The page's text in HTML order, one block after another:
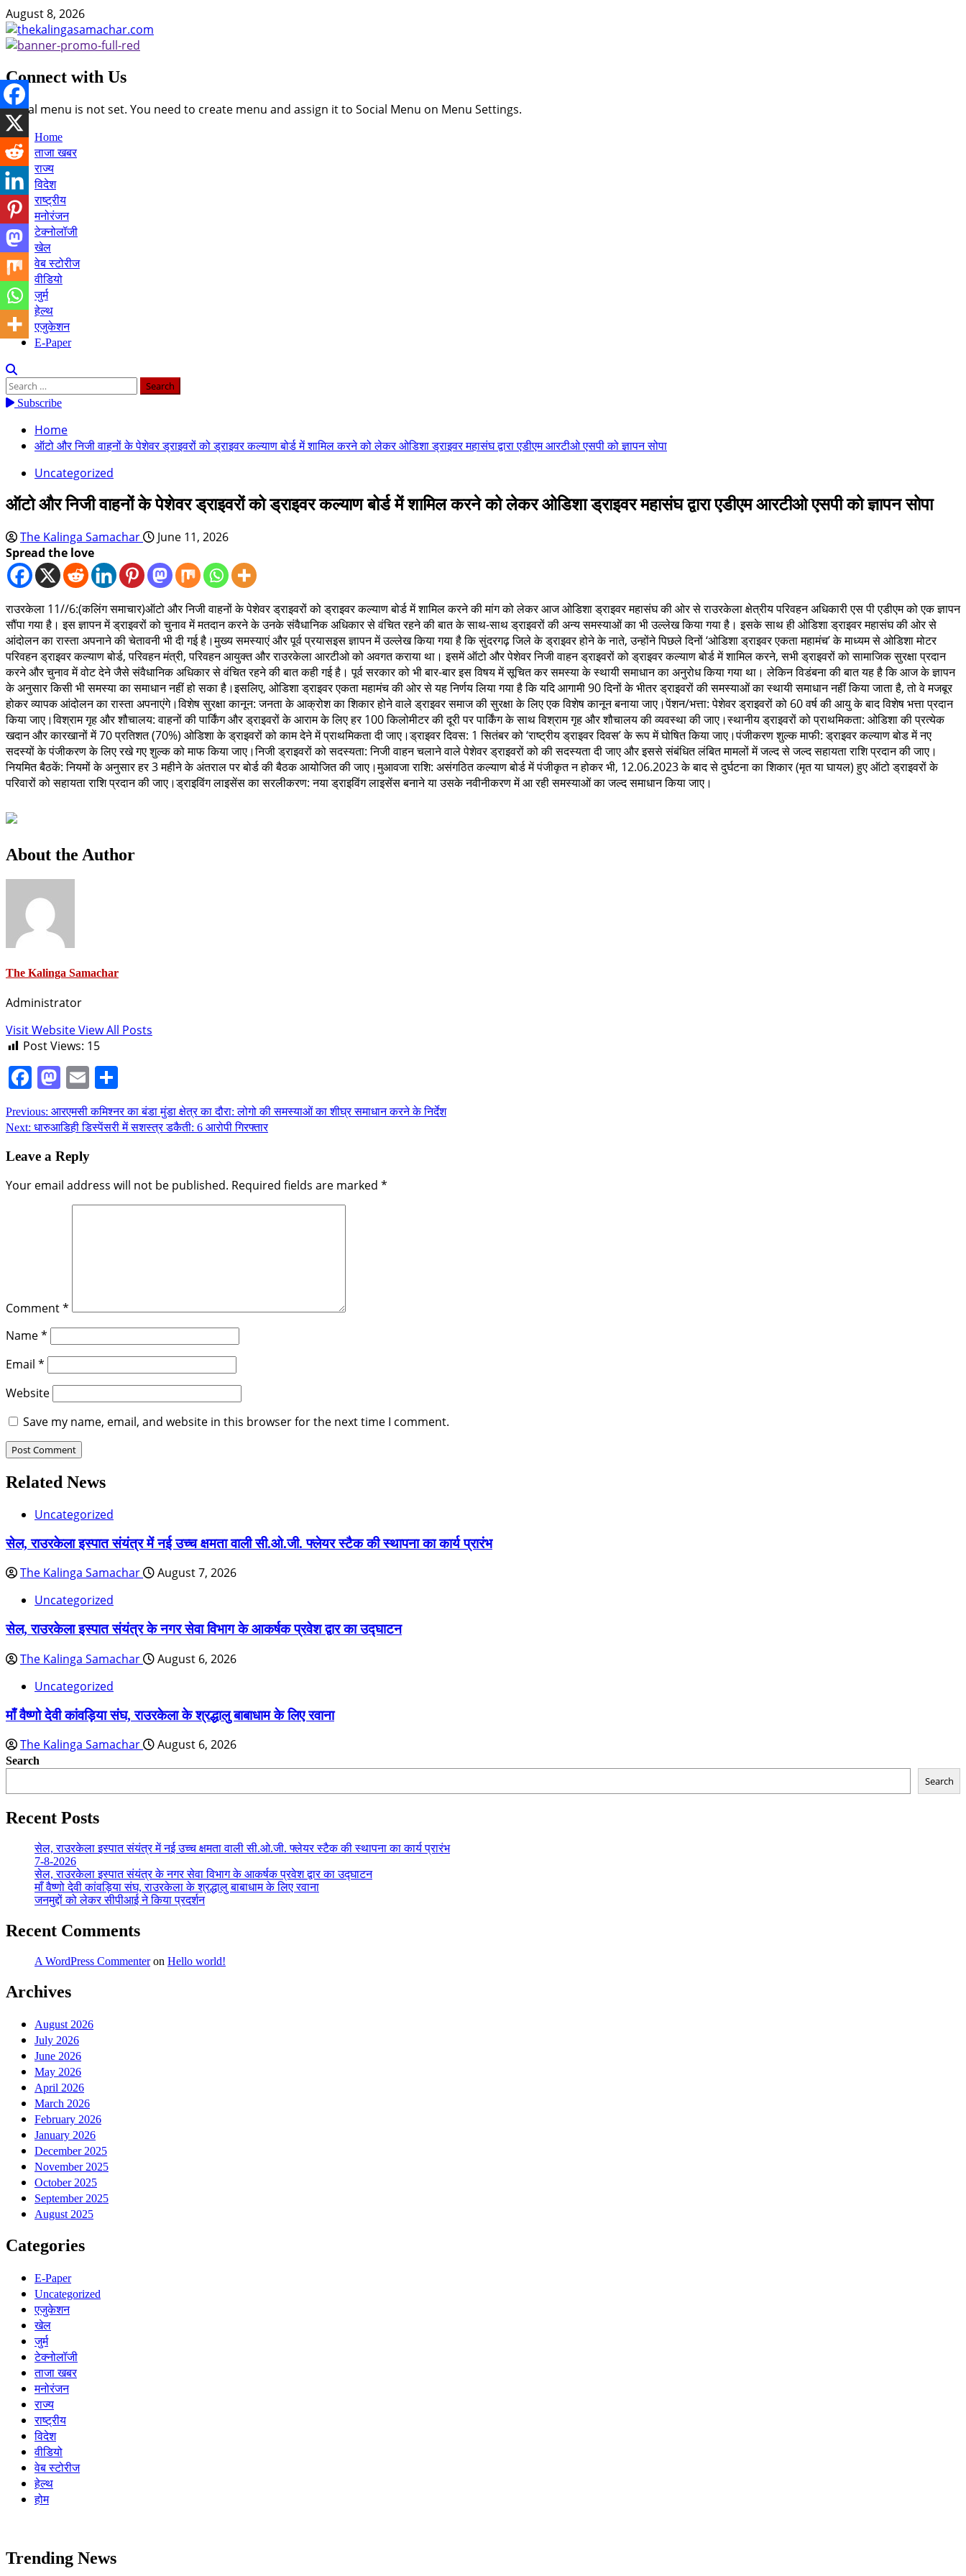
Skip
to
content
August 8, 2026
Connect with Us
Social menu is not set. You need to create menu and assign it to Social Menu on Menu Settings.
Primary
Menu
Home
ताजा खबर
राज्य
विदेश
राष्ट्रीय
मनोरंजन
टेक्नोलॉजी
खेल
वेब स्टोरीज
वीडियो
जुर्म
हेल्थ
एजुकेशन
E-Paper
Search
for:Subscribe
Home
ऑटो और निजी वाहनों के पेशेवर ड्राइवरों को ड्राइवर कल्याण बोर्ड में शामिल करने को लेकर ओडिशा ड्राइवर महासंघ द्वारा एडीएम आरटीओ एसपी को ज्ञापन सोपा
Uncategorized
ऑटो और निजी वाहनों के पेशेवर ड्राइवरों को ड्राइवर कल्याण बोर्ड में शामिल करने को लेकर ओडिशा ड्राइवर महासंघ द्वारा एडीएम आरटीओ एसपी को ज्ञापन सोपा
The Kalinga Samachar
June 11, 2026
Spread the love
राउरकेला 11//6:(कलिंग समाचार)ऑटो और निजी वाहनों के पेशेवर ड्राइवरों को ड्राइवर कल्याण बोर्ड में शामिल करने की मांग को लेकर आज ओडिशा ड्राइवर महासंघ की ओर से राउरकेला क्षेत्रीय परिवहन अधिकारी एस पी एडीएम को एक ज्ञापन
सौंपा गया है। इस ज्ञापन में ड्राइवरों को चुनाव में मतदान करने के उनके संवैधानिक अधिकार से वंचित रहने की बात के साथ-साथ ड्राइवरों की अन्य समस्याओं का भी उल्लेख किया गया है। इसके साथ ही ओडिशा ड्राइवर महासंघ की ओर से
आंदोलन का रास्ता अपनाने की चेतावनी भी दी गई है।मुख्य समस्याएं और पूर्व प्रयासइस ज्ञापन में उल्लेख किया गया है कि सुंदरगढ़ जिले के ड्राइवर होने के नाते, उन्होंने पिछले दिनों ‘ओडिशा ड्राइवर एकता महामंच’ के माध्यम से ओडिशा मोटर
परिवहन ड्राइवर कल्याण बोर्ड, परिवहन मंत्री, परिवहन आयुक्त और राउरकेला आरटीओ को अवगत कराया था। इसमें ऑटो और पेशेवर निजी वाहन ड्राइवरों को ड्राइवर कल्याण बोर्ड में शामिल करने, सभी ड्राइवरों को सामाजिक सुरक्षा प्रदान
करने और चुनाव में वोट देने जैसे संवैधानिक अधिकार से वंचित रहने की बात कही गई है। पूर्व सरकार को भी बार-बार इस विषय में सूचित कर समस्या के स्थायी समाधान का अनुरोध किया गया था। लेकिन विडंबना की बात यह है कि आज के ज्ञापन
के अनुसार किसी भी समस्या का समाधान नहीं हो सका है।इसलिए, ओडिशा ड्राइवर एकता महामंच की ओर से यह निर्णय लिया गया है कि यदि आगामी 90 दिनों के भीतर ड्राइवरों की समस्याओं का स्थायी समाधान नहीं किया जाता है, तो वे मजबूर
होकर व्यापक आंदोलन का रास्ता अपनाएंगे।विशेष सुरक्षा कानून: जनता के आक्रोश का शिकार होने वाले ड्राइवर समाज की सुरक्षा के लिए एक विशेष कानून बनाया जाए।पेंशन/भत्ता: पेशेवर ड्राइवरों को 60 वर्ष की आयु के बाद विशेष भत्ता प्रदान
किया जाए।विश्राम गृह और शौचालय: वाहनों की पार्किंग और ड्राइवरों के आराम के लिए हर 100 किलोमीटर की दूरी पर पार्किंग के साथ विश्राम गृह और शौचालय की व्यवस्था की जाए।स्थानीय ड्राइवरों को प्राथमिकता: ओडिशा की प्रत्येक
खदान और कारखानों में 70 प्रतिशत (70%) ओडिशा के ड्राइवरों को काम देने में प्राथमिकता दी जाए।ड्राइवर दिवस: 1 सितंबर को ‘राष्ट्रीय ड्राइवर दिवस’ के रूप में घोषित किया जाए।पंजीकरण शुल्क माफी: ड्राइवर कल्याण बोड में नए
सदस्यों के पंजीकरण के लिए रखे गए शुल्क को माफ किया जाए।निजी ड्राइवरों को सदस्यता: निजी वाहन चलाने वाले पेशेवर ड्राइवरों को की सदस्यता दी जाए और इससे संबंधित लंबित मामलों में जल्द से जल्द सहायता राशि प्रदान की जाए।
नियमित बैठकें: नियमों के अनुसार हर 3 महीने के अंतराल पर बोर्ड की बैठक आयोजित की जाए।मुआवजा राशि: असंगठित कल्याण बोर्ड में पंजीकृत न होकर भी, 12.06.2023 के बाद से दुर्घटना का शिकार (मृत या घायल) हुए ऑटो ड्राइवरों के
परिवारों को सहायता राशि प्रदान की जाए।ड्राइविंग लाइसेंस का सरलीकरण: नया ड्राइविंग लाइसेंस बनाने या उसके नवीनीकरण में आ रही समस्याओं का जल्द समाधान किया जाए।
About the Author
The Kalinga Samachar
Administrator
Visit WebsiteView All Posts
Post Views: 15
Facebook
Mastodon
Email
Continue
Reading
Previous: आरएमसी कमिश्नर का बंडा मुंडा क्षेत्र का दौरा: लोगो की समस्याओं का शीघ्र समाधान करने के निर्देश
Next: धारुआडिही डिस्पेंसरी में सशस्त्र डकैती: 6 आरोपी गिरफ्तार
Leave a Reply
Your email address will not be published. Required fields are marked *
Comment*
Name*
Email *
Website
Save my name, email, and website in this browser for the next time I comment.
Related News
Uncategorized
सेल, राउरकेला इस्पात संयंत्र में नई उच्च क्षमता वाली सी.ओ.जी. फ्लेयर स्टैक की स्थापना का कार्य प्रारंभ
The Kalinga Samachar
August 7, 2026
Uncategorized
सेल, राउरकेला इस्पात संयंत्र के नगर सेवा विभाग के आकर्षक प्रवेश द्वार का उद्घाटन
The Kalinga Samachar
August 6, 2026
Uncategorized
माँ वैष्णो देवी कांवड़िया संघ, राउरकेला के श्रद्धालु बाबाधाम के लिए रवाना
The Kalinga Samachar August 6, 2026
Search
Search
Recent Posts
सेल, राउरकेला इस्पात संयंत्र में नई उच्च क्षमता वाली सी.ओ.जी. फ्लेयर स्टैक की स्थापना का कार्य प्रारंभ
7-8-2026
सेल, राउरकेला इस्पात संयंत्र के नगर सेवा विभाग के आकर्षक प्रवेश द्वार का उद्घाटन
माँ वैष्णो देवी कांवड़िया संघ, राउरकेला के श्रद्धालु बाबाधाम के लिए रवाना
जनमुद्दों को लेकर सीपीआई ने किया प्रदर्शन
Recent Comments
A WordPress Commenteron Hello world!
Archives
August 2026
July 2026
June 2026
May 2026
April 2026
March 2026
February 2026
January 2026
December 2025
November 2025
October 2025
September 2025
August 2025
Categories
E-Paper
Uncategorized
एजुकेशन
खेल
जुर्म
टेक्नोलॉजी
ताजा खबर
मनोरंजन
राज्य
राष्ट्रीय
विदेश
वीडियो
वेब स्टोरीज
हेल्थ
होम
Trending News